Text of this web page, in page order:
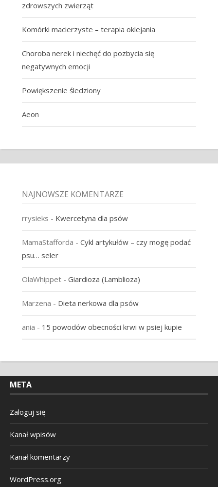
zdrowszych zwierząt
Komórki macierzyste – terapia oklejania
Choroba nerek i niechęć do pozbycia się
negatywnych emocji
Powiększenie śledziony
Aeon
NAJNOWSZE KOMENTARZE
rrysieks - Kwercetyna dla psów
MamaStafforda - Cykl artykułów – czy mogę podać
psu… seler
OlaWhippet- Giardioza (Lamblioza)
Marzena - Dieta nerkowa dla psów
ania - 15 powodów obecności krwi w psiej kupie
META
Zaloguj się
Kanał wpisów
Kanał komentarzy
WordPress.org